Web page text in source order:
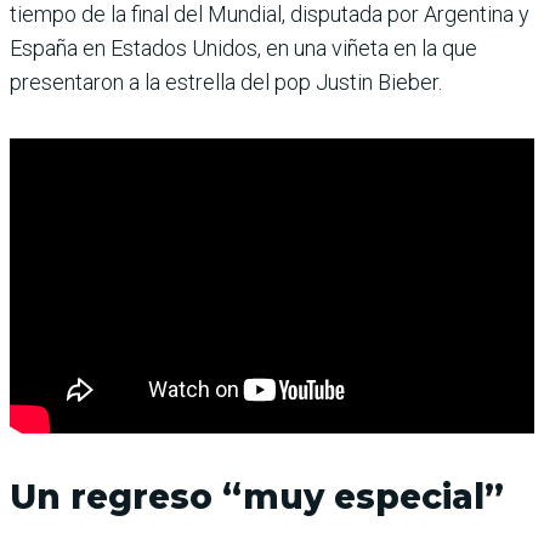
tiempo de la final del Mundial, disputada por Argentina y
España en Estados Unidos, en una viñeta en la que
presentaron a la estrella del pop Justin Bieber.
Un regreso “muy especial”